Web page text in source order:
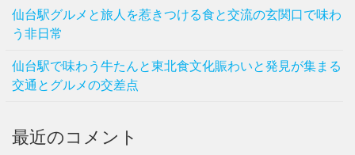
仙台駅グルメと旅人を惹きつける食と交流の玄関口で味わ
う非日常
仙台駅で味わう牛たんと東北食文化賑わいと発見が集まる
交通とグルメの交差点
最近のコメント